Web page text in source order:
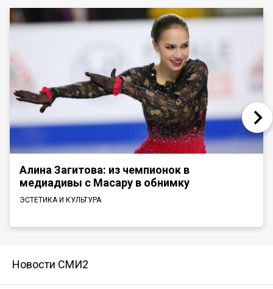
Алина Загитова: из чемпионок в
медиадивы с Масару в обнимку
ЭСТЕТИКА И КУЛЬТУРА
Новости СМИ2